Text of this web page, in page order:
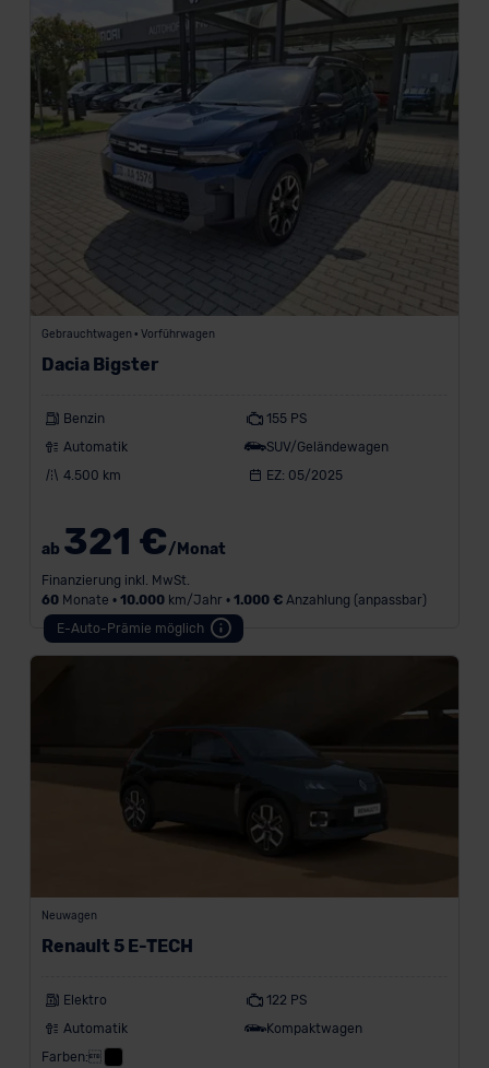
Gebrauchtwagen • Vorführwagen
Dacia Bigster
Benzin
155 PS
Automatik
SUV/Geländewagen
4.500 km
EZ: 05/2025
ab 321 €/Monat
Finanzierung inkl. MwSt.
60Monate • 10.000km/Jahr • 1.000 €Anzahlung (anpassbar)
E-Auto-Prämie möglich
Neuwagen
Renault 5 E-TECH
Elektro
122 PS
Automatik
Kompaktwagen
Farben: